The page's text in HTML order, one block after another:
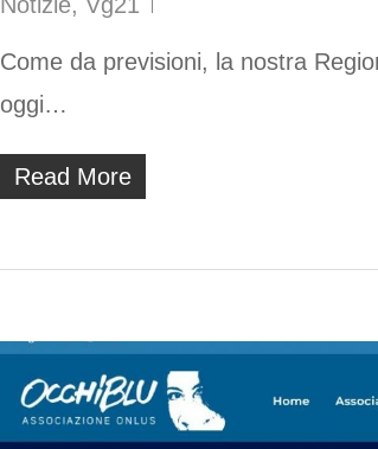
Come da previsioni, la nostra
oggi…
Read More